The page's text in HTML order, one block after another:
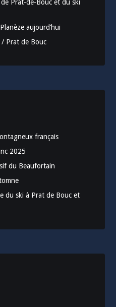
Prat-de-Bouc et du ski
aujourd’hui
/ Prat de Bouc
français
2025
du Beaufortain
du ski à Prat de Bouc et